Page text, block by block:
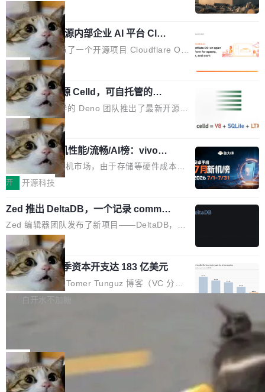
eev 管它叫"软件设计的基石"。 他说的东西不新
鲜——代数数据类型（ADT），尤其是和类型
（sum type）。但他说清楚了一件事：这不是类
型系统的学术体操，是日常编码的思维方式。 文
章从一个简单的例子切入。一个网站的深色主题
设置，如果用布尔值 + 可空字段来表示——bool
ean 表示是否可切换，nullable 的默认模式、浅
色方案、深色方案——会产生大量无意义的组
合。方案缺了、配置冲突了、全 null 了。要知道
哪些组合有效，作者说，你得靠"文档、校验、或
者部落知识"。 换个写法。Rust 的 enum，两个
变体：Switchable...
局
Cloudflare 开源内部企业 AI 平台 Clou
dflare OS
Cloudflare 发布了一个开源项目 Cloudflare O
S。如果你只看官方博客，你会觉得这是又一
个"AI 知识库 + 聊天机器人"——每个大厂都在
做，没什么新鲜的。 但 Kenton Varda 在 Twitte
r 上把事情说清楚了： 今天我们发布了 Cloudfla
re OS，一个带连接器的聊天机器人，跟其他所
有科技公司做的一样。只不过，实际上它不一
样。这是 Sandstorm.io 的重制版，我十年前的
那个创业公司。不同的是，这次它构建在 Cloudf
lare Workers 上——我花了九年时间搭建的平台
——并且深度集成了 AI。这基本上是我十年秘密
计划的顶峰。 十年前，Ken...
局
Deno 团队开源 Celld，可自托管的分
布式 Durable Objects
Ryan Dahl 领导的 Deno 团队推出了最新开源项
目 Celld，一个能在自己机器上运行 Cloudflare
Workers 和 Durable Objects 的守护进程。 设
计思路很直接：每个对象是一个独立的 SQLite
数据库，按名称寻址，复制到你自己的 S3 兼容
存储库里。节点之间只通过这个存储库协调——
个小型数据库，应用天然按分片构建，单个数据
库的竞争和爆炸半径问题在设计层面就被消除
了。 闲置的 cell 会休眠到几乎不占资源。当 cel
l 迁移或唤醒时，新宿主从 S3 恢复 SQLite 数据
库继续执行。存储库是持久化的唯一真相...
局
鲁大师7月新机性能/流畅/AI榜：vivo夺
性能、流畅双第一，三星Galaxy Z系列
新折叠缺席
2026年7月的手机市场，由于存储等硬件成本暴
增，手机厂商的日子也不好过啊，新机速度明显
高价的三星折叠（三星Galaxy Z Fold8 Ultra / Z
Fold8 / Z Flip8）外，其余要么是中低端机器，
例如iQOO Z11i、REDMI Note 17、REDMI No
te 17 Pro、OPPO K15，要么是vivo X300 E这
样的次旗舰。 Galaxy Z Fold8 Ultra / Z Fold8 /
Z Flip8三款折叠屏新机均在7月22日发布，且全
部搭载骁龙8 Elite Gen5 for Galaxy，它们本该
开 开源科技
Zed 推出 DeltaDB，一个记录 commit
之间所有操作的版本控制系统
Zed 编辑器团队发布了新项目——DeltaDB，一
个在 git commit 之间记录每一次编辑操作的版
本控制系统。目前处于 Early Access 阶段。 De
ltaDB 的核心思路直接写在 landing page 最显
眼的位置：「Software is made between com
mits」——软件是在 commit 之间写出来的。git
是把这段空隙补上。 回退到任何一次编辑：Delt
aDB 捕获 commit 之间的每一次操作，...
局
SpaceXAI 单季资本开支达 183 亿美元
根据风险投资人Tomer Tunguz 博客（VC 分
析）披露的最新分析与第二季度业绩报告，Spac
微软同期总资本开支的四成。 与亚马逊、Alpha
bet、微软以及 Meta 等传统科技巨头相比，Spa
ceXAI的资金消耗速度尤为引人瞩目。然而，支
白开水不加糖
一个在终端里运行的编程 agent；Muse Spark
1.2，驱动这个 agent 的新模型。一句话概括：
你可以用 curl -fsSL https://dev.meta.ai/install.
局
美团开源 LoHoSearch，用知识图谱校